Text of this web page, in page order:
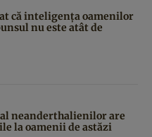
că inteligența oamenilor
nu este atât de
neanderthalienilor are
la oamenii de astăzi